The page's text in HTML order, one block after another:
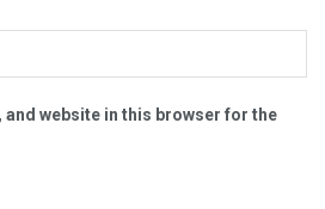
and website in this browser for the